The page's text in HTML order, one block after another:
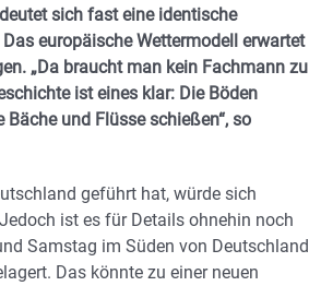
sich fast eine identische
europäische Wettermodell erwartet
„Da braucht man kein Fachmann zu
ist eines klar: Die Böden
und Flüsse schießen“, so
geführt hat, würde sich
ist es für Details ohnehin noch
Samstag im Süden von Deutschland
Das könnte zu einer neuen